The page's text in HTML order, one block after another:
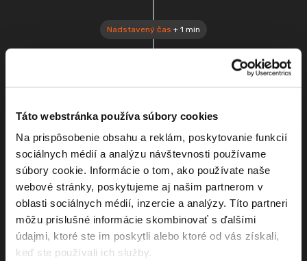
Táto webstránka používa súbory cookies
Na prispôsobenie obsahu a reklám, poskytovanie funkcií
sociálnych médií a analýzu návštevnosti používame
súbory cookie. Informácie o tom, ako používate naše
webové stránky, poskytujeme aj našim partnerom v
oblasti sociálnych médií, inzercie a analýzy. Títo partneri
môžu príslušné informácie skombinovať s ďalšími
údajmi, ktoré ste im poskytli alebo ktoré od vás získali,
keď ste používali ich služby.
Nadstavený čas + 1 min
Peter Volaj
57:00
Tomáš Jurík
Striedajúci hráč: Ľuboš
Veščičík
60:00
Michal Dunaj
Striedajúci hráč: Michal Uram
61:00
Tomáš Kandera
Striedajúci hráč: Michal